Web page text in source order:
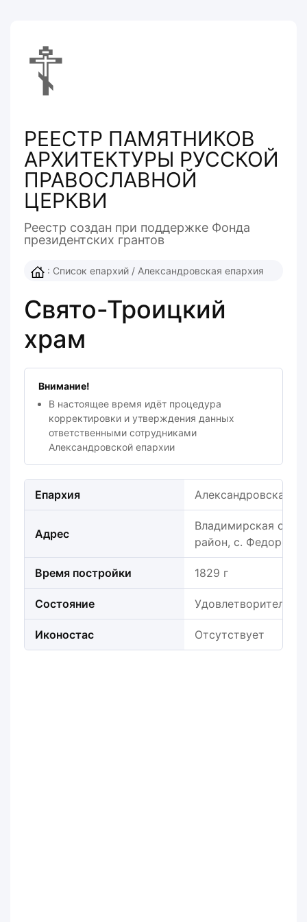
☦
РЕЕСТР ПАМЯТНИКОВ
АРХИТЕКТУРЫ РУССКОЙ
ПРАВОСЛАВНОЙ
ЦЕРКВИ
Реестр создан при поддержке Фонда
президентcких грантов
: Список епархий / Александровская епархия
Свято-Троицкий
храм
Внимание!
В настоящее время идёт процедура
корректировки и утверждения данных
ответственными сотрудниками
Александровской епархии
Епархия Александровская
Адрес
Владимирская
район, с.
Время постройки 1829 г
Состояние
Иконостас Отсутствует